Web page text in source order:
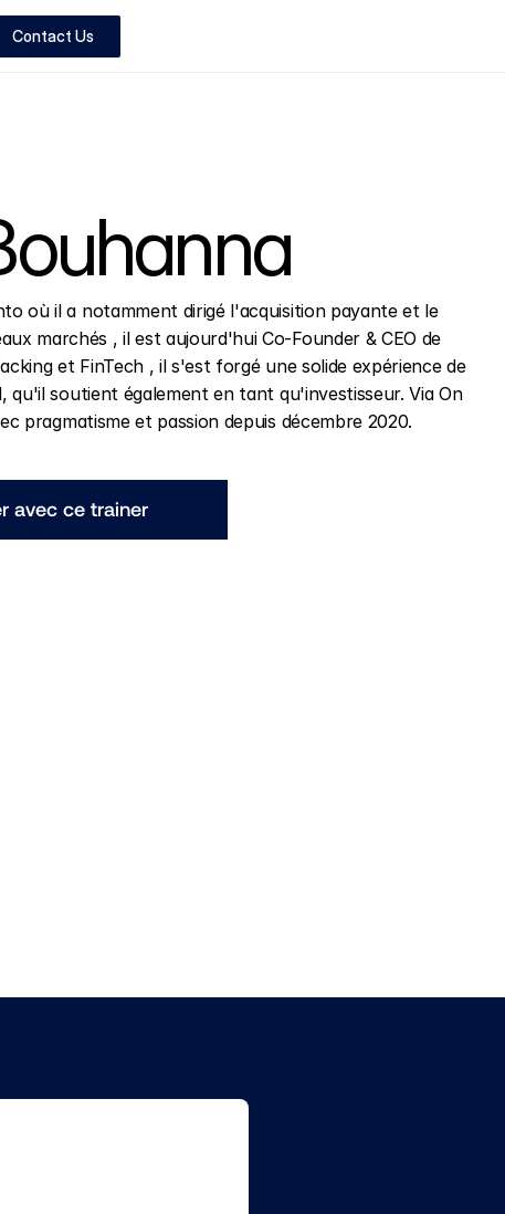
Contact Us
où il a notamment dirigé l'acquisition payante et le
marchés , il est aujourd'hui Co-Founder & CEO de
et FinTech , il s'est forgé une solide expérience de
qu'il soutient également en tant qu'investisseur. Via On
pragmatisme et passion depuis décembre 2020.
avec ce trainer